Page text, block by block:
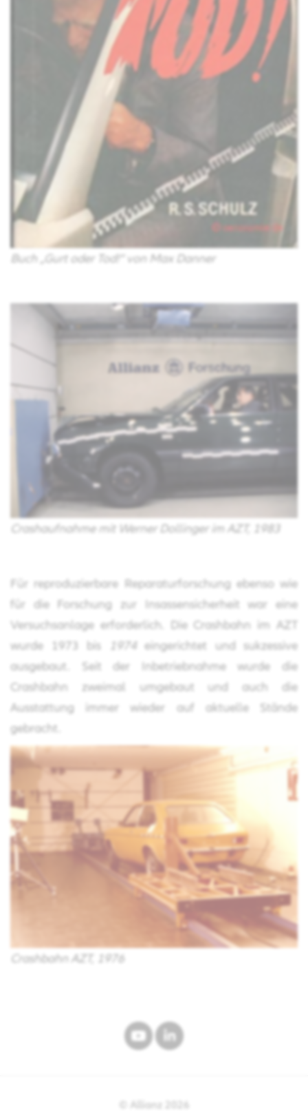
Buch „Gurt oder Tod!“ von Max Danner
Crashaufnahme mit Werner Dollinger im AZT, 1983
Für reproduzierbare Reparaturforschung ebenso wie
für die Forschung zur Insassensicherheit war eine
Versuchsanlage erforderlich. Die Crashbahn im AZT
wurde 1973 bis
1974
eingerichtet und sukzessive
ausgebaut. Seit der Inbetriebnahme wurde die
Crashbahn zweimal umgebaut und auch die
Ausstattung immer wieder auf aktuelle Stände
gebracht.
Crashbahn AZT, 1976
© Allianz 2026